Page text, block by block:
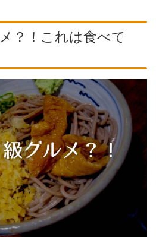
？！これは食べて